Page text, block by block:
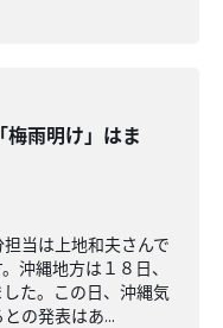
梅雨明け」はま
当は上地和夫さんで
沖縄地方は１８日、
た。この日、沖縄気
の発表はあ...